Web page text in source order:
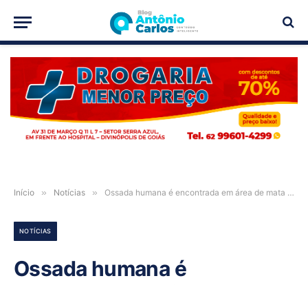
PUBLICIDADE
Início » Notícias » Ossada humana é encontrada em área de mata na zona rural de Iaciara-GO
NOTÍCIAS
Ossada humana é